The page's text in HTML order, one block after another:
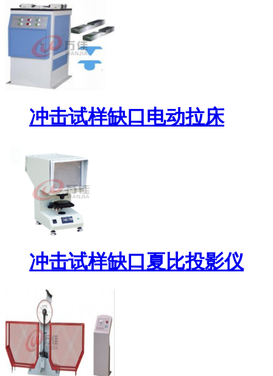
冲击试样缺口电动拉床
冲击试样缺口夏比投影仪